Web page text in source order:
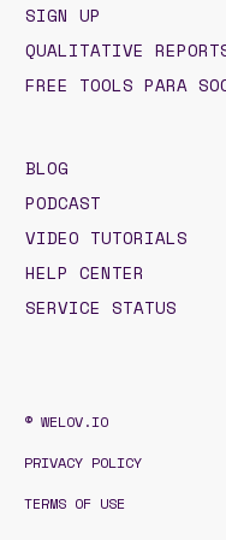
SIGN UP
QUALITATIVE
FREE TOOLS PARA
BLOG
PODCAST
VIDEO TUTORIALS
HELP CENTER
SERVICE STATUS
© WELOV.IO
PRIVACY POLICY
TERMS OF USE